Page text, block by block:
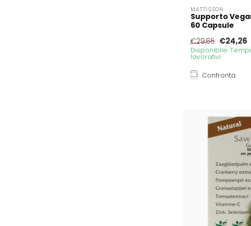
MATTISSON
Supporto
60 Capsule
€29,65 €24,26
Disponibile.
lavorativi
Confronta